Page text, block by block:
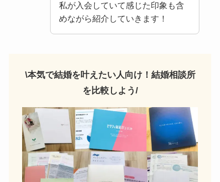
私が入会していて感じた印象も含
めながら紹介していきます！
\本気で結婚を叶えたい人向け！結婚相談所
を比較しよう/